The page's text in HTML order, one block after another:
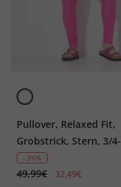
Pullover, Relaxed Fit,
Grobstrick, Stern, 3/4-
Ärmel
- 35%
49,99€ 32,49€